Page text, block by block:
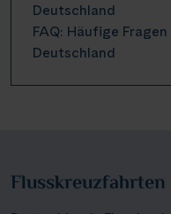
Deutschland
FAQ: Häufige
Deutschland